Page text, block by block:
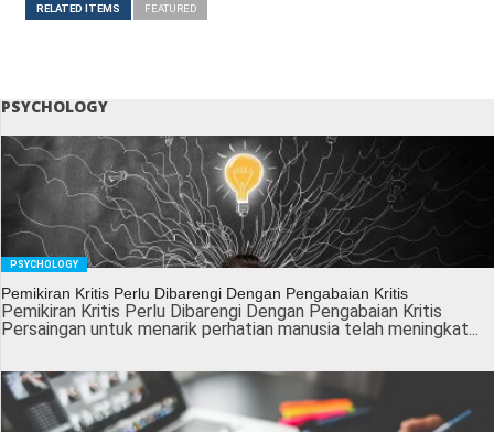
RELATED ITEMS FEATURED
PSYCHOLOGY
PSYCHOLOGY
Pemikiran Kritis Perlu Dibarengi Dengan Pengabaian Kritis
Pemikiran Kritis Perlu Dibarengi Dengan Pengabaian Kritis
Persaingan untuk menarik perhatian manusia telah meningkat...